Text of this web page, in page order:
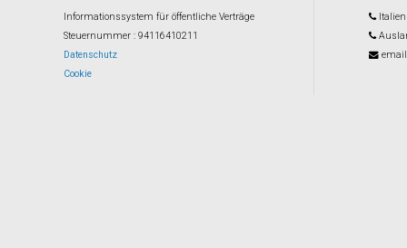
Informationssystem für öffentliche Verträge
Steuernummer : 94116410211
Datenschutz
Cookie
Italien
email